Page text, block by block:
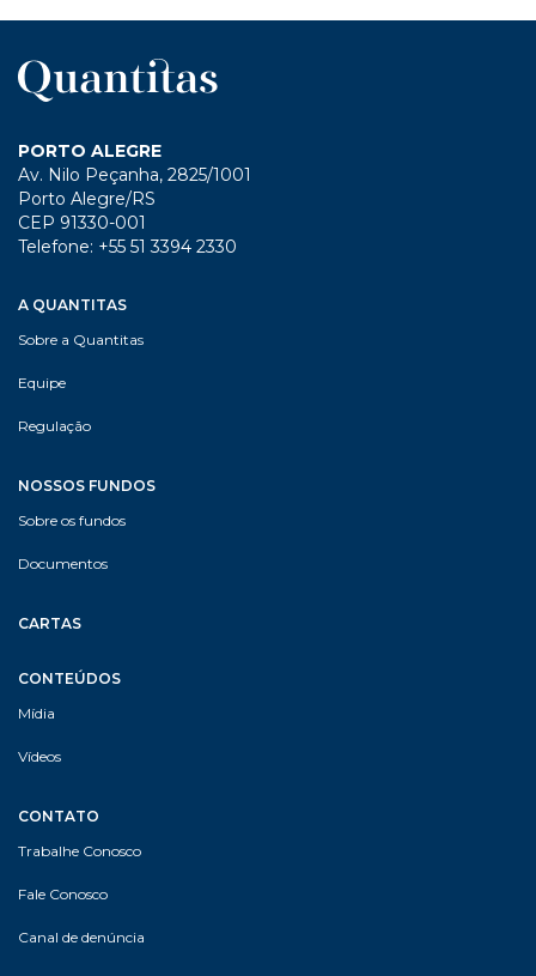
PORTO ALEGRE
Av. Nilo Peçanha, 2825/1001
Porto Alegre/RS
CEP 91330-001
Telefone: +55 51 3394 2330
A QUANTITAS
Sobre a Quantitas
Equipe
Regulação
NOSSOS FUNDOS
Sobre os fundos
Documentos
CARTAS
CONTEÚDOS
Mídia
Vídeos
CONTATO
Trabalhe Conosco
Fale Conosco
Canal de denúncia